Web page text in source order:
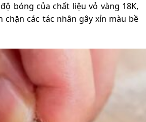
bóng của chất liệu vỏ vàng 18K,
chặn các tác nhân gây xỉn màu bề